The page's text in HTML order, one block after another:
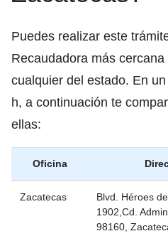
Puedes realizar este
Recaudadora más
cualquier del estado. En
h, a continuación te
ellas:
Oficina
Zacatecas
Blvd. Héroes
1902,Cd.
98160,